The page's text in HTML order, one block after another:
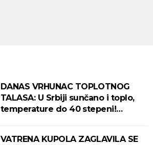
DANAS VRHUNAC TOPLOTNOG
TALASA: U Srbiji sunčano i toplo,
temperature do 40 stepeni!
VATRENA KUPOLA ZAGLAVILA SE